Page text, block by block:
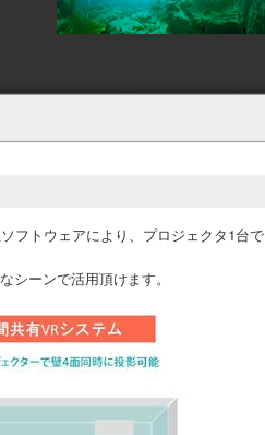
フトウェアにより、プロジェクタ1台で
ーンで活用頂けます。